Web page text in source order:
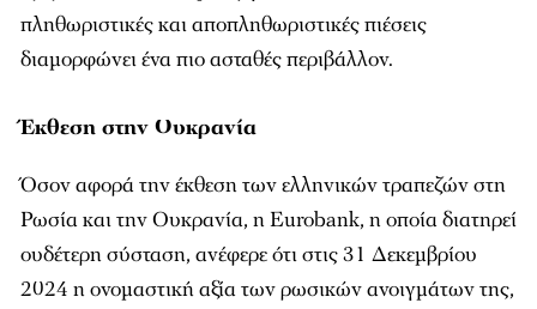
πληθωριστικές και αποπληθωριστικές πιέσεις
διαμορφώνει ένα πιο ασταθές περιβάλλον.
Έκθεση στην Ουκρανία
Όσον αφορά την έκθεση των ελληνικών τραπεζών στη
Ρωσία και την Ουκρανία, η Eurobank, η οποία διατηρεί
ουδέτερη σύσταση, ανέφερε ότι στις 31 Δεκεμβρίου
2024 η ονομαστική αξία των ρωσικών ανοιγμάτων της,